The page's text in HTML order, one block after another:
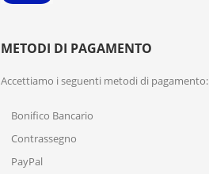
METODI DI PAGAMENTO
Accettiamo i seguenti metodi di pagamento:
Bonifico Bancario
Contrassegno
PayPal